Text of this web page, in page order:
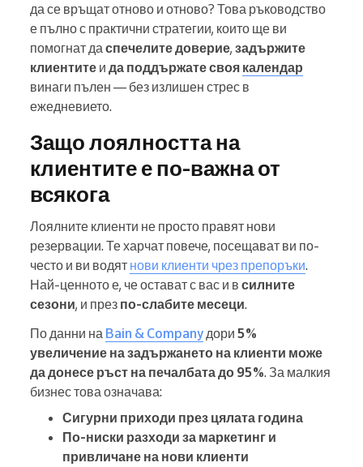
да се връщат отново и отново? Това ръководство
е пълно с практични стратегии, които ще ви
помогнат даспечелите доверие, задържите
клиентите и да поддържате своя календар
винаги пълен — без излишен стрес в
ежедневието.
Защо лоялността на
клиентите е по-важна от
всякога
Лоялните клиенти не просто правят нови
резервации. Те харчат повече, посещават ви по-
често и ви водят нови клиенти чрез препоръки.
Най-ценното е, че остават с вас и в силните
сезони, и през по-слабите месеци.
По данни на Bain & Companyдори 5%
увеличение на задържането на клиенти може
да донесе ръст на печалбата до 95%. За малкия
бизнес това означава:
Сигурни приходи през цялата година
По-ниски разходи за маркетинг и
привличане на нови клиенти